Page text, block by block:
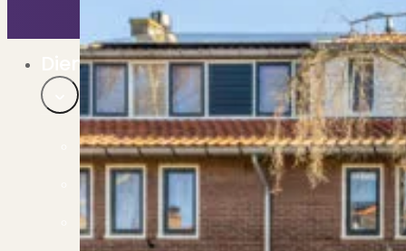
Nieuwbouw projecten
De toekomst, te koop..
Diensten
Verkoop
Begeleiding naar een succesvolle verkoop
Aankoop
Samen vinden wij jouw droomwoning
Taxatie
Voldoe aan alle wettelijke eisen